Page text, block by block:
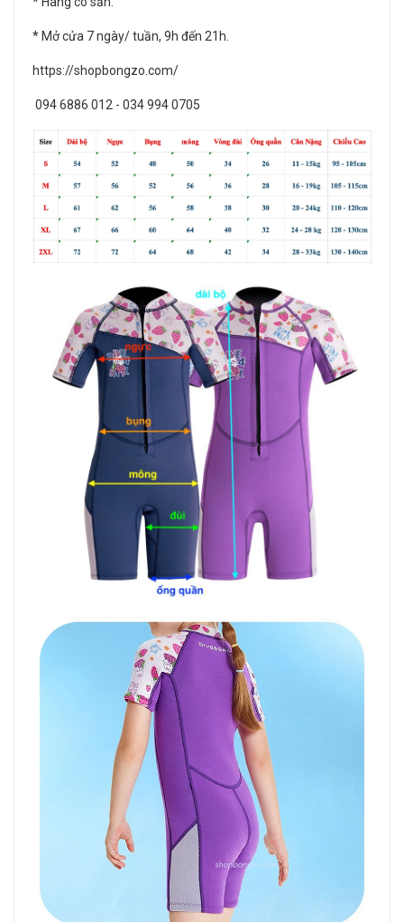
* Mở cửa 7 ngày/ tuần, 9h đến 21h.
https://shopbongzo.com/
094 6886 012 - 034 994 0705